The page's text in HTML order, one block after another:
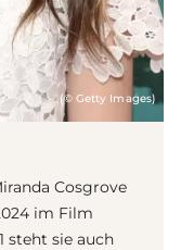
(© Getty Images)
Cosgrove
im Film
steht sie auch